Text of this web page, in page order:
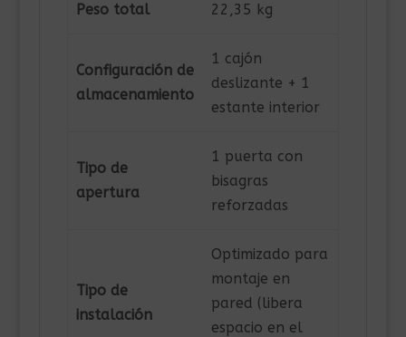
Peso total 22,35 kg
Configuración de
almacenamiento
1 cajón
deslizante + 1
estante interior
Tipo de
apertura
1 puerta con
bisagras
reforzadas
Tipo de
instalación
Optimizado para
montaje en
pared (libera
espacio en el